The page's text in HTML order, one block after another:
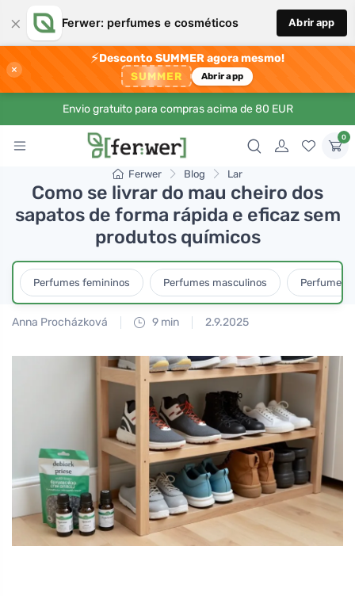
× Ferwer: perfumes e cosméticos Abrir app
×
⚡Desconto SUMMER agora mesmo!
SUMMER Abrir app
Envio gratuito para compras acima de 80 EUR
0
Ferwer Blog Lar
Como se livrar do mau cheiro dos
sapatos de forma rápida e eficaz sem
produtos químicos
Perfumes femininos Perfumes masculinos Perfumes
Anna Procházková 9 min 2.9.2025